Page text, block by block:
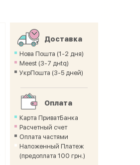
Доставка
Нова Пошта (1-2 дня)
Meest (3-7 днtq)
УкрПошта (3-5 дней)
Оплата
Карта ПриватБанка
Расчетный счет
Оплата частями
Наложенный Платеж
(предоплата 100 грн.)